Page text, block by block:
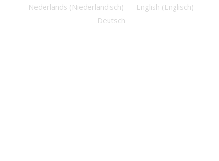
Nederlands (Niederländisch) English (Englisch)
Deutsch